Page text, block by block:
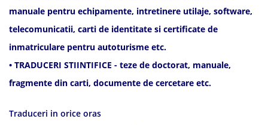
manuale pentru echipamente, intretinere utilaje, software,
telecomunicatii, carti de identitate si certificate de
inmatriculare pentru autoturisme etc.
• TRADUCERI STIINTIFICE - teze de doctorat, manuale,
fragmente din carti, documente de cercetare etc.
Traduceri in orice oras